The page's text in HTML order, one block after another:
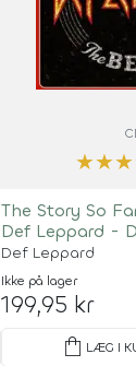
★★★
The Story So
Def Leppard -
Def Leppard
Ikke på lager
199,95 kr
shopping_bag LÆG I